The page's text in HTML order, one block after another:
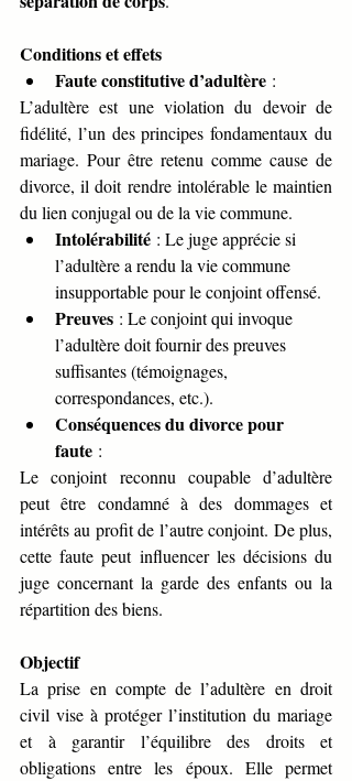
Conditions et effets
Faute constitutive d’adultère :
L’adultère est une violation du devoir de
fidélité, l’un des principes fondamentaux du
mariage. Pour être retenu comme cause de
divorce, il doit rendre intolérable le maintien
du lien conjugal ou de la vie commune.
Intolérabilité : Le juge apprécie si
l’adultère a rendu la vie commune
insupportable pour le conjoint offensé.
Preuves : Le conjoint qui invoque
l’adultère doit fournir des preuves
suffisantes (témoignages,
correspondances, etc.).
Conséquences du divorce pour
faute :
Le conjoint reconnu coupable d’adultère
peut être condamné à des dommages et
intérêts au profit de l’autre conjoint. De plus,
cette faute peut influencer les décisions du
juge concernant la garde des enfants ou la
répartition des biens.
Objectif
La prise en compte de l’adultère en droit
civil vise à protéger l’institution du mariage
et à garantir l’équilibre des droits et
obligations entre les époux. Elle permet